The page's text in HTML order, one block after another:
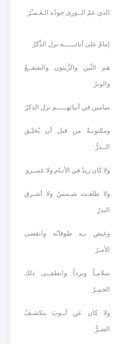
الذي عمّ الــورى جودُه الـغَـمـْرُ
إمامٌ على آبائــــــه نزل الذِّكرُ
هم التِّين والزَّيتون والشفــعُ
والوترُ
ميامين في أبياتهـــــم نزل الذكرُ
ومكنونـةٌ من قبل أن يُخلـَق
الــذرُّ
ولا كان زيدٌ في الأنـام ولا عمــرو
ولا طلعـت شـمسٌ ولا أشـرق
البدرُ
وغِيض بـه طوفانُه وانقضى
الأمـرُ
سلامـاً وبرداً وانطفــى ذلك
الجمـرُ
ولا كان عن أيـوبَ ينكشـفُ
الضـرُّ